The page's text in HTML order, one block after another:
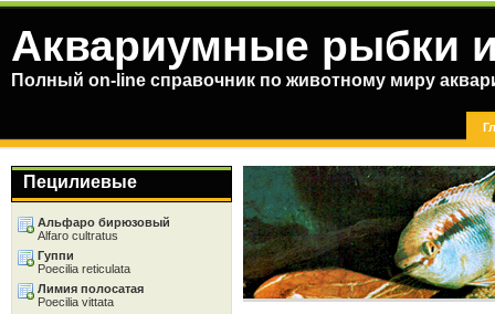
Аквариумные рыбки
Полный on-line справочник по животному миру
Пецилиевые
Альфаро бирюзовый
Alfaro cultratus
Гуппи
Poecilia reticulata
Лимия полосатая
Poecilia vittata